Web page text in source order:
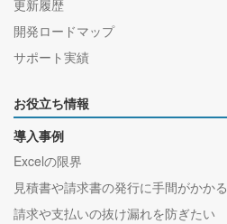
更新履歴
開発ロードマップ
サポート実績
お役立ち情報
導入事例
Excelの限界
見積書や請求書の発行に手間がかかる
請求や支払いの抜け漏れを防ぎたい